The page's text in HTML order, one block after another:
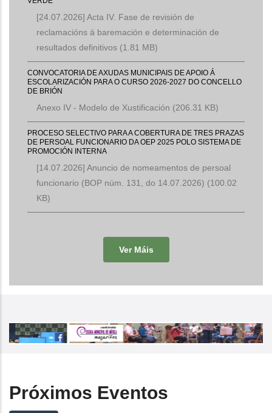
[24.07.2026] Acta IV. Fase de revisión de
reclamacións á baremación e determinación de
resultados definitivos (1.81 MB)
CONVOCATORIA DE AXUDAS MUNICIPAIS DE APOIO Á
ESCOLARIZACIÓN PARA O CURSO 2026-2027 DO CONCELLO
DE BRIÓN
Anexo IV - Modelo de Xustificación (206.31 KB)
PROCESO SELECTIVO PARA A COBERTURA DE TRES PRAZAS
DE PERSOAL FUNCIONARIO DA OEP 2025 POLO SISTEMA DE
PROMOCIÓN INTERNA
[14.07.2026] Anuncio de nomeamentos de persoal
funcionario (BOP núm. 131, do 14.07.2026) (100.02
KB)
Ver Máis
Próximos Eventos